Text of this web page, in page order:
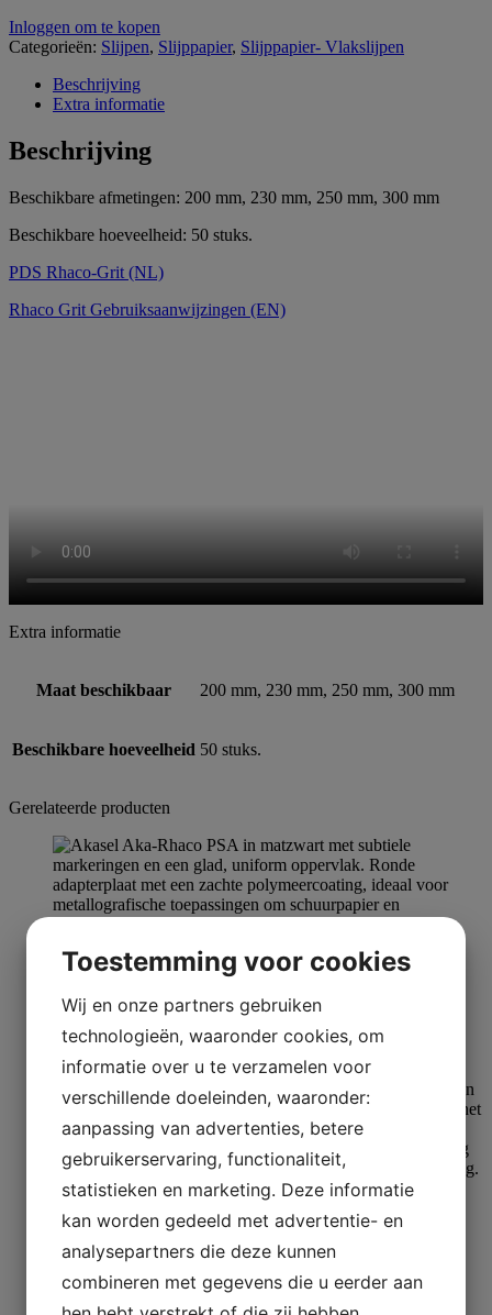
Inloggen om te kopen
Categorieën: Slijpen, Slijppapier, Slijppapier- Vlakslijpen
Beschrijving
Extra informatie
Beschrijving
Beschikbare afmetingen: 200 mm, 230 mm, 250 mm, 300 mm
Beschikbare hoeveelheid: 50 stuks.
PDS Rhaco-Grit (NL)
Rhaco Grit Gebruiksaanwijzingen (EN)
Extra informatie
Maat beschikbaar 200 mm, 230 mm, 250 mm, 300 mm
Beschikbare hoeveelheid 50 stuks.
Gerelateerde producten
Aka-Rhaco
Meer lezen
Slijpen
Rhaco Grit P1200
Toestemming voor cookies
Wij en onze partners gebruiken
technologieën, waaronder cookies, om
informatie over u te verzamelen voor
verschillende doeleinden, waaronder:
aanpassing van advertenties, betere
gebruikerservaring, functionaliteit,
statistieken en marketing. Deze informatie
kan worden gedeeld met advertentie- en
analysepartners die deze kunnen
combineren met gegevens die u eerder aan